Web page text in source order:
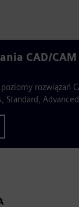
CAD/
rozwiązań
Standard,